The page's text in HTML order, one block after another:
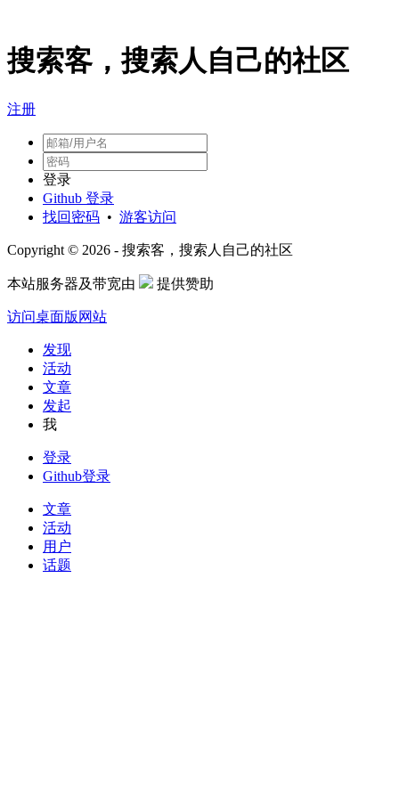
搜索客，搜索人自己的社区
注册
登录
Github 登录
找回密码 • 游客访问
Copyright © 2026 - 搜索客，搜索人自己的社区
本站服务器及带宽由 提供赞助
访问桌面版网站
发现
活动
文章
发起
我
登录
Github登录
文章
活动
用户
话题